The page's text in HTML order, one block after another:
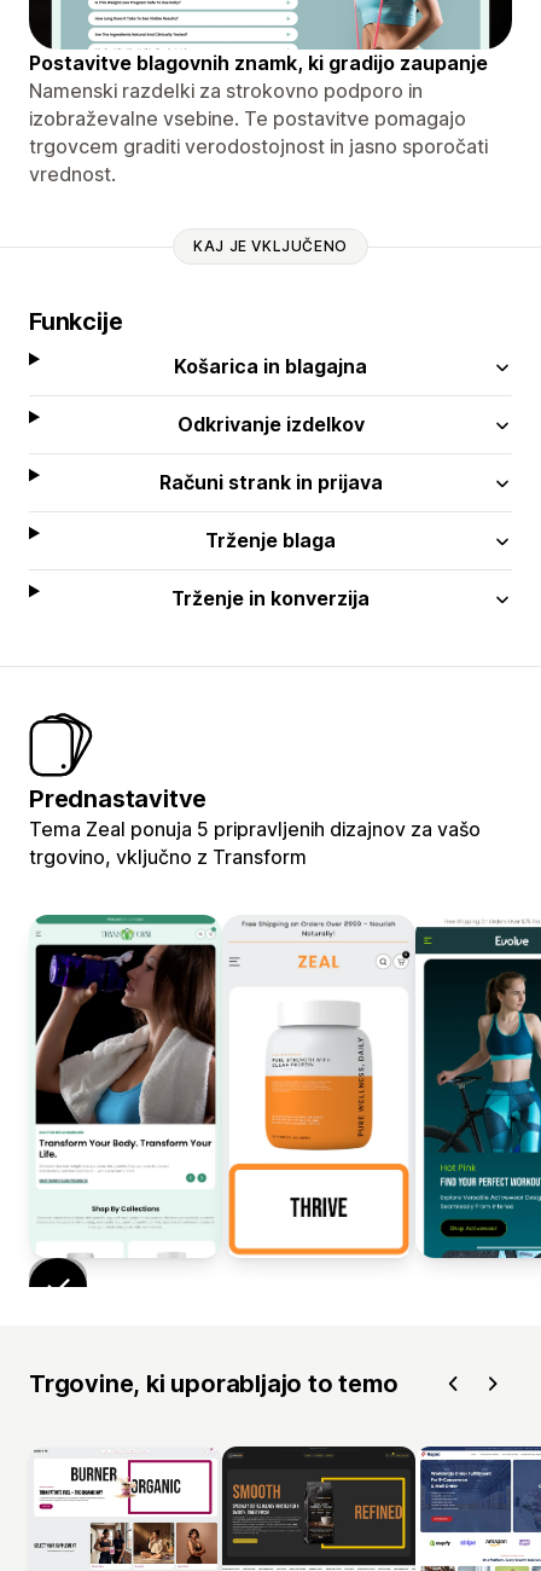
Postavitve blagovnih znamk, ki gradijo zaupanje
Namenski razdelki za strokovno podporo in
izobraževalne vsebine. Te postavitve pomagajo
trgovcem graditi verodostojnost in jasno sporočati
vrednost.
KAJ JE VKLJUČENO
Funkcije
Košarica in blagajna
Odkrivanje izdelkov
Računi strank in prijava
Trženje blaga
Trženje in konverzija
Prednastavitve
Tema Zeal ponuja 5 pripravljenih dizajnov za vašo
trgovino, vključno z Transform
Trgovine, ki uporabljajo to temo